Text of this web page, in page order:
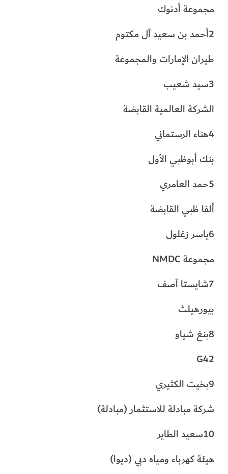
مجموعة أدنوك
2أحمد بن سعيد آل مكتوم
طيران الإمارات والمجموعة
3سيد شعيب
الشركة العالمية القابضة
4هناء الرستماني
بنك أبوظبي الأول
5حمد العامري
ألفا ظبي القابضة
6ياسر زغلول
مجموعة NMDC
7شايستا آصف
بيورهيلث
8بنغ شياو
G42
9بخيت الكثيري
شركة مبادلة للاستثمار (مبادلة)
10سعيد الطاير
هيئة كهرباء ومياه دبي (ديوا)